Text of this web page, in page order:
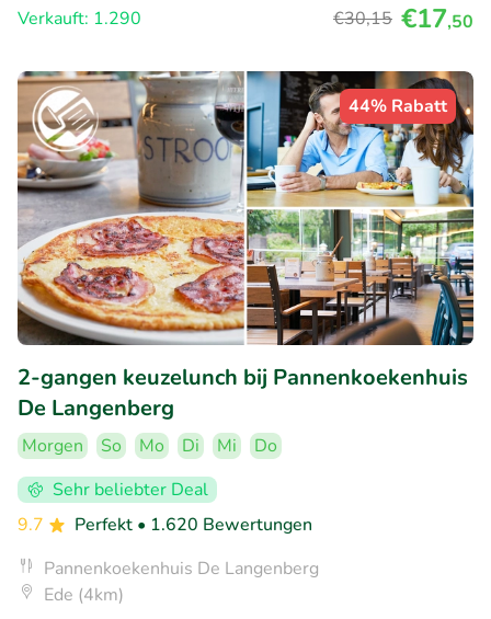
Verkauft: 1.290
€30,15 €17,50
44% Rabatt
2-gangen keuzelunch bij Pannenkoekenhuis
De Langenberg
Morgen So Mo Di Mi
Do
Sehr beliebter Deal
9.7
Perfekt • 1.620 Bewertungen
Pannenkoekenhuis De Langenberg
Ede (4km)